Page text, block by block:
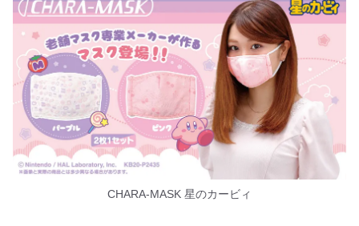
CHARA-MASK 星のカービィ